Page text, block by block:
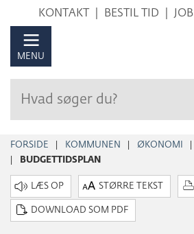
Hop
KONTAKT BESTIL TID JOB
MENU
FORSIDE KOMMUNEN ØKONOMI
BUDGETTIDSPLAN
STØRRE TEKST
DOWNLOAD SOM PDF